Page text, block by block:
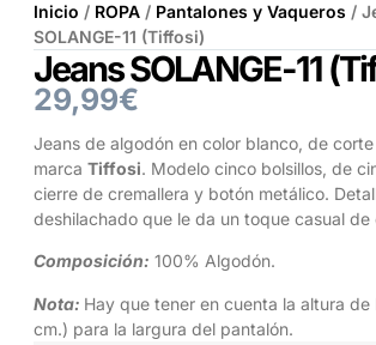
Inicio / ROPA / Pantalones y Vaqueros /
SOLANGE-11 (Tiffosi)
Jeans SOLANGE-11
29,99€
Jeans de algodón en color blanco, de
marca Tiffosi. Modelo cinco bolsillos, de
cierre de cremallera y botón metálico.
deshilachado que le da un toque casual de
Composición: 100% Algodón.
Nota: Hay que tener en cuenta la altura de
cm.) para la largura del pantalón.